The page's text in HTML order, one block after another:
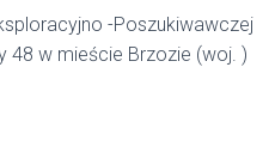
-Poszukiwawczej
48 w mieście Brzozie (woj. )